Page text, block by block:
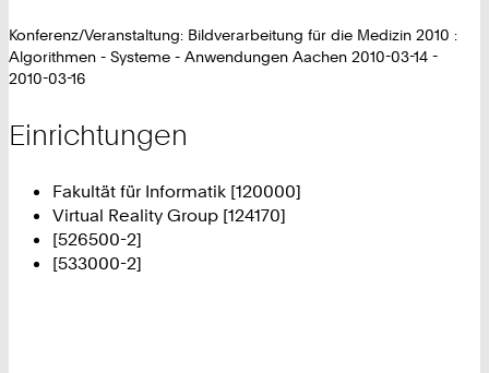
Konferenz/Veranstaltung: Bildverarbeitung für die Medizin 2010 :
Algorithmen - Systeme - Anwendungen Aachen 2010-03-14 -
2010-03-16
Einrichtungen
Fakultät für Informatik [120000]
Virtual Reality Group [124170]
[526500-2]
[533000-2]